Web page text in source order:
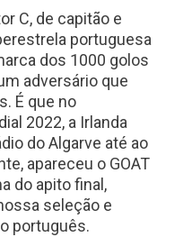
C, de capitão e
portuguesa
dos 1000 golos
adversário que
É que no
2022, a Irlanda
do Algarve até ao
apareceu o GOAT
do apito final,
seleção e
português.